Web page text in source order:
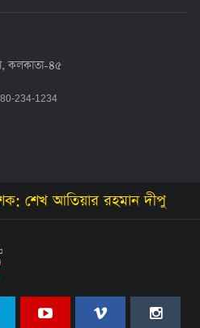
কলকাতা-৪৫
234-1234
শেখ আতিয়ার রহমান দীপু